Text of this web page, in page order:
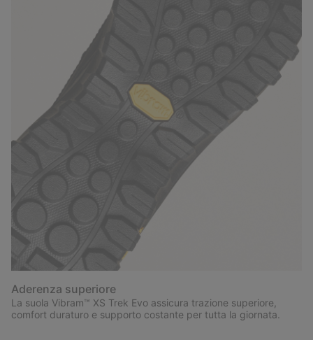
Aderenza superiore
La suola Vibram™ XS Trek Evo assicura trazione superiore,
comfort duraturo e supporto costante per tutta la giornata.